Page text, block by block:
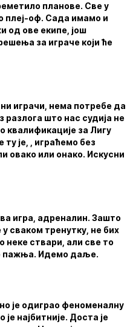
планове. Све у
плеј-оф. Сада имамо и
од ове екипе, још
за играче који ће
играчи, нема потребе да
што нас судија не
квалификације за Лигу
је, , играћемо без
овако или онако. Искусни
игра, адреналин. Зашто
сваком тренутку, не бих
неке ствари, али све то
пажња. Идемо даље.
је одиграо феноменалну
најбитније. Доста је